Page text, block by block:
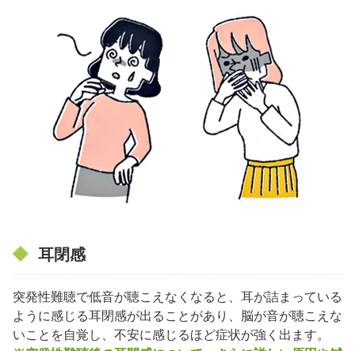
耳閉感
突発性難聴で低音が聴こえなくなると、耳が詰まっている
ように感じる耳閉感が出ることがあり、脳が音が聴こえな
いことを自覚し、不安に感じるほど症状が強く出ます。